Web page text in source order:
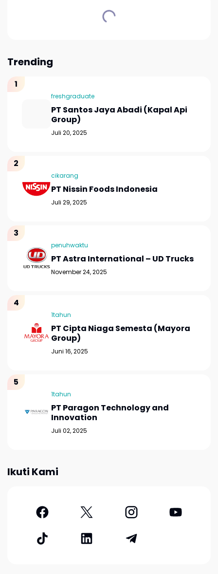
Trending
freshgraduate
PT Santos Jaya Abadi (Kapal Api
Group)
Juli 20, 2025
cikarang
PT Nissin Foods Indonesia
Juli 29, 2025
penuhwaktu
PT Astra International – UD Trucks
November 24, 2025
1tahun
PT Cipta Niaga Semesta (Mayora
Group)
Juni 16, 2025
1tahun
PT Paragon Technology and
Innovation
Juli 02, 2025
Ikuti Kami